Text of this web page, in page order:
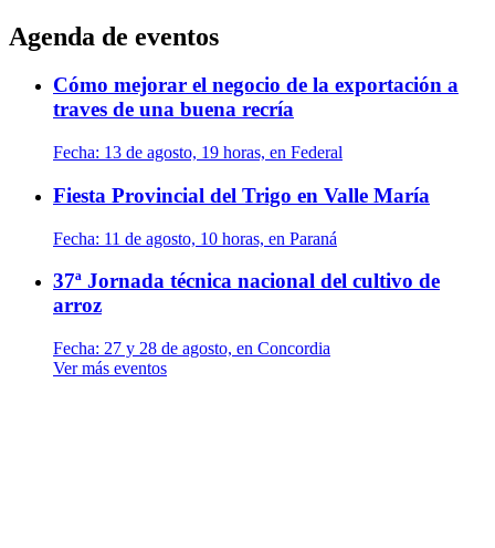
Agenda de eventos
Cómo mejorar el negocio de la exportación a
traves de una buena recría
Fecha: 13 de agosto, 19 horas, en Federal
Fiesta Provincial del Trigo en Valle María
Fecha: 11 de agosto, 10 horas, en Paraná
37ª Jornada técnica nacional del cultivo de
arroz
Fecha: 27 y 28 de agosto, en Concordia
Ver más eventos